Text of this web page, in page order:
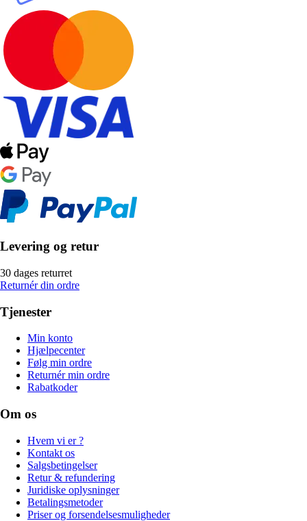
Levering og retur
30 dages returret
Returnér din ordre
Tjenester
Min konto
Hjælpecenter
Følg min ordre
Returnér min ordre
Rabatkoder
Om os
Hvem vi er ?
Kontakt os
Salgsbetingelser
Retur & refundering
Juridiske oplysninger
Betalingsmetoder
Priser og forsendelsesmuligheder